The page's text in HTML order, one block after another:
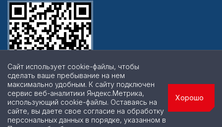
© 2026 | Все права защищены
Сайт использует cookie-файлы, чтобы
сделать ваше пребывание на нем
максимально удобным. К cайту подключен
сервис веб-аналитики Яндекс.Метрика,
использующий cookie-файлы. Оставаясь на
сайте, вы даете свое согласие на обработку
персональных данных в порядке, указанном в
Хорошо